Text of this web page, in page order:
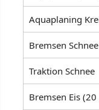
Aquaplaning
Bremsen
Traktion Schnee
Bremsen Eis